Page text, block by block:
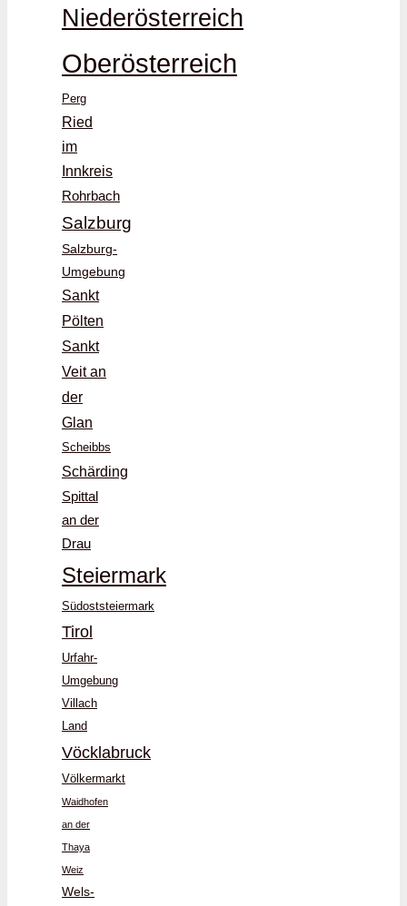
Niederösterreich
Oberösterreich
Perg
Ried
im
Innkreis
Rohrbach
Salzburg
Salzburg-
Umgebung
Sankt
Pölten
Sankt
Veit an
der
Glan
Scheibbs
Schärding
Spittal
an der
Drau
Steiermark
Südoststeiermark
Tirol
Urfahr-
Umgebung
Villach
Land
Vöcklabruck
Völkermarkt
Waidhofen
an der
Thaya
Weiz
Wels-